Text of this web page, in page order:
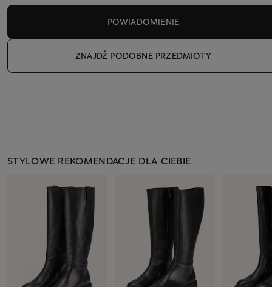
POWIADOMIENIE
ZNAJDŹ PODOBNE PRZEDMIOTY
STYLOWE REKOMENDACJE DLA CIEBIE